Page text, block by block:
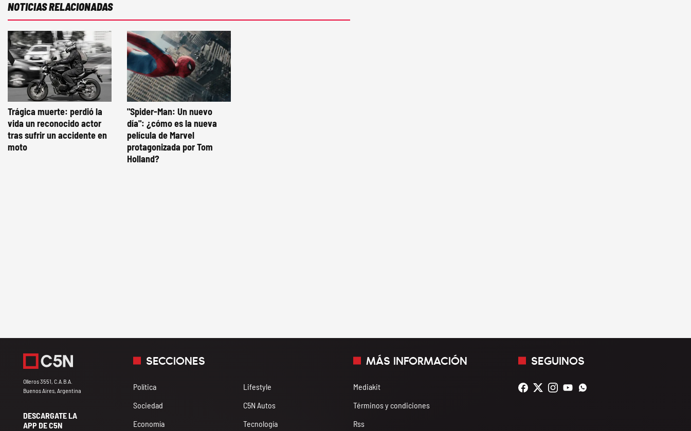
NOTICIAS RELACIONADAS
Trágica muerte: perdió la
vida un reconocido actor
tras sufrir un accidente en
moto
"Spider-Man: Un nuevo
día": ¿cómo es la nueva
película de Marvel
protagonizada por Tom
Holland?
Olleros 3551, C.A.B.A.
Buenos Aires, Argentina
DESCARGATE LA
APP DE C5N
SECCIONES
Política
Sociedad
Economía
Lifestyle
C5N Autos
Tecnología
MÁS INFORMACIÓN
Mediakit
Términos y condiciones
Rss
SEGUINOS